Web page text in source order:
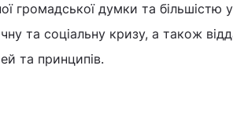
громадської думки та більшістю
та соціальну кризу, а також
та принципів.